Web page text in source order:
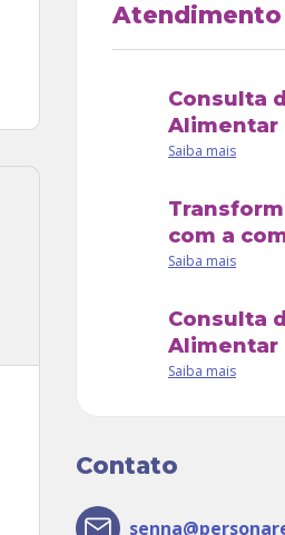
Atendimento
Consulta de Anamnese
Alimentar
Saiba mais
Transforme sua relação
com a
Saiba mais
Consulta de Orientação
Alimentar
Saiba mais
Contato